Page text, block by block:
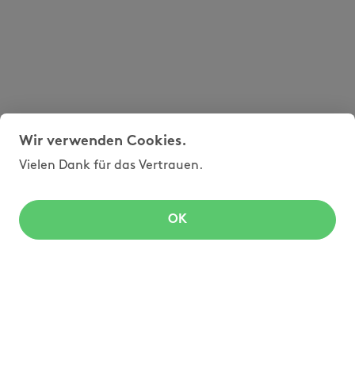
Wir verwenden Cookies.
Vielen Dank für das Vertrauen.
OK